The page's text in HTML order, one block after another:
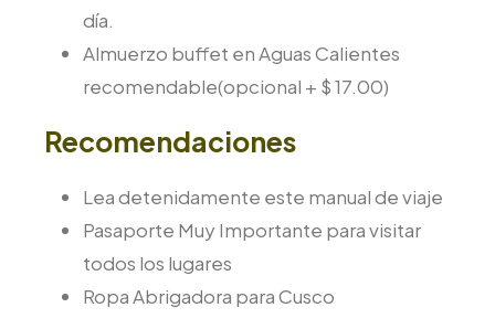
día.
Almuerzo buffet en Aguas Calientes
recomendable(opcional + $ 17.00)
Recomendaciones
Lea detenidamente este manual de viaje
Pasaporte Muy Importante para visitar
todos los lugares
Ropa Abrigadora para Cusco